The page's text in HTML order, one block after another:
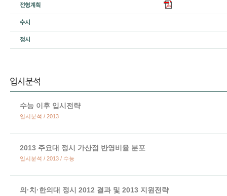
수능 이후 입시전략
입시분석 / 2013
2013 주요대 정시 가산점 반영비율 분포
입시분석 / 2013 / 수능
의·치·한의대 정시 2012 결과 및 2013 지원전략